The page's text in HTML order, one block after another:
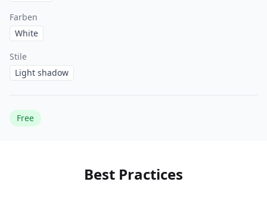
Farben
White
Stile
Light shadow
Free
Best Practices